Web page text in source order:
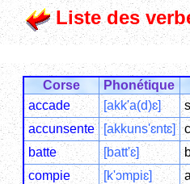
Liste des
Corse
Phonétique
accade
[akk'a(d)ɛ]
accunsente
[akkuns'ɛntɛ]
batte
[batt'ɛ]
compie
[k'ɔmpiɛ]